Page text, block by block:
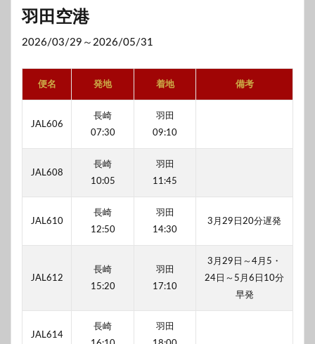
羽田空港
2026/03/29～2026/05/31
便名 発地 着地 備考
JAL606
長崎
07:30
羽田
09:10
JAL608
長崎
10:05
羽田
11:45
JAL610
長崎
12:50
羽田
14:30
3月29日20分遅発
JAL612
長崎
15:20
羽田
17:10
3月29日～4月5・
24日～5月6日10分
早発
JAL614
長崎
羽田